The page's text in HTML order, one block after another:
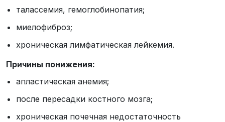
талассемия, гемоглобинопатия;
миелофиброз;
хроническая лимфатическая лейкемия.
Причины понижения:
апластическая анемия;
после пересадки костного мозга;
хроническая почечная недостаточность